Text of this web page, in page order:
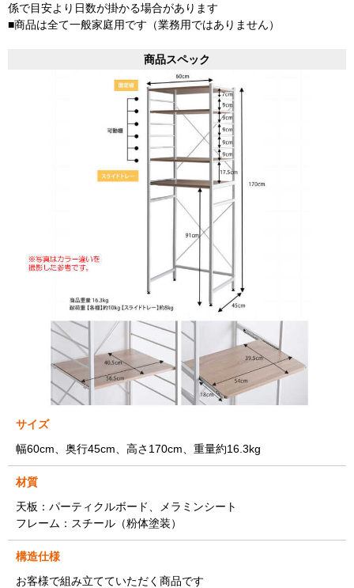
係で目安より日数が掛かる場合があります
■商品は全て一般家庭用です（業務用ではありません）
商品スペック
サイズ
幅60cm、奥行45cm、高さ170cm、重量約16.3kg
材質
天板：パーティクルボード、メラミンシート
フレーム：スチール（粉体塗装）
構造仕様
お客様で組み立てていただく商品です